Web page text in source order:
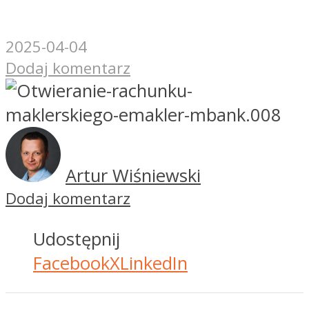
2025-04-04
Dodaj komentarz
Artur Wiśniewski
Dodaj komentarz
Udostępnij
FacebookXLinkedIn